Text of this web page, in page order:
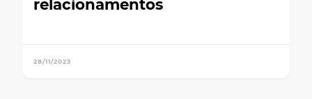
relacionamentos
28/11/2023